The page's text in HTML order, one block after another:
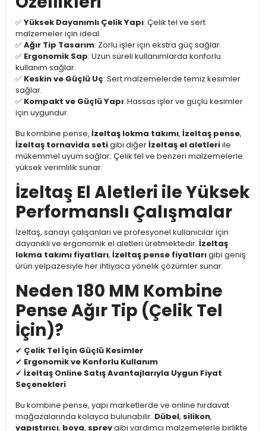
✅Yüksek Dayanımlı Çelik Yapı: Çelik tel ve sert
malzemeler için ideal.
✅Ağır Tip Tasarım: Zorlu işler için ekstra güç sağlar.
✅ Ergonomik Sap: Uzun süreli kullanımlarda konforlu
kullanım sağlar.
✅ Keskin ve Güçlü Uç: Sert malzemelerde temiz kesimler
sağlar.
✅ Kompakt ve Güçlü Yapı: Hassas işler ve güçlü kesimler
için uygundur.
Bu kombine pense, İzeltaş lokma takımı, İzeltaş pense,
İzeltaş tornavida setigibi diğerİzeltaş el aletleriile
mükemmel uyum sağlar. Çelik tel ve benzeri malzemelerle
yüksek verimlilik sunar.
İzeltaş El Aletleri ile Yüksek
Performanslı Çalışmalar
İzeltaş, sanayi çalışanları ve profesyonel kullanıcılar için
dayanıklı ve ergonomik el aletleri üretmektedir. İzeltaş
lokma takımı fiyatları, İzeltaş pense fiyatlarıgibi geniş
ürün yelpazesiyle her ihtiyaca yönelik çözümler sunar.
Neden 180 MM Kombine
Pense Ağır Tip (Çelik Tel
İçin)?
✔ Çelik Tel İçin Güçlü Kesimler
✔ Ergonomik ve Konforlu Kullanım
✔ İzeltaş Online Satış Avantajlarıyla Uygun Fiyat
Seçenekleri
Bu kombine pense, yapı marketlerde ve online hırdavat
mağazalarında kolayca bulunabilir. Dübel, silikon,
yapıştırıcı, boya, spreygibi yardımcı malzemelerle birlikte